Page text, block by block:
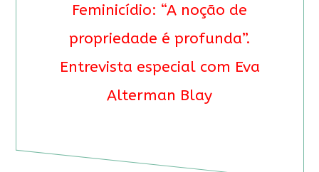
Feminicídio: “A noção de
propriedade é profunda”.
Entrevista especial com Eva
Alterman Blay